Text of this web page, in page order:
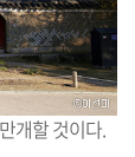
개할 것이다.